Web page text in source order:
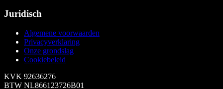
Juridisch
Algemene voorwaarden
Privacyverklaring
Onze grondslag
Cookiebeleid
KVK 92636276
BTW NL866123726B01